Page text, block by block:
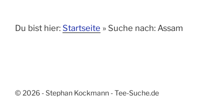
Du bist hier: Startseite » Suche nach: Assam
© 2026 - Stephan Kockmann - Tee-Suche.de